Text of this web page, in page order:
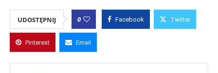
UDOSTĘPNIJ 0 Facebook Twitter
Pinterest Email